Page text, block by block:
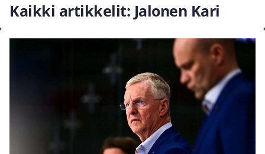
Kaikki artikkelit: Jalonen Kari